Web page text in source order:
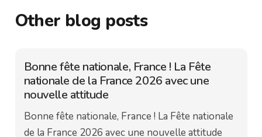
Other blog posts
Bonne fête nationale, France ! La Fête
nationale de la France 2026 avec une
nouvelle attitude
Bonne fête nationale, France ! La Fête nationale
de la France 2026 avec une nouvelle attitude